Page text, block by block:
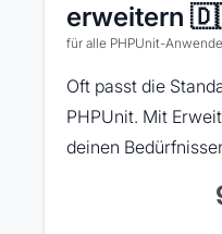
erweitern
für alle PHPUnit-
Oft passt die
PHPUnit. Mit
deinen